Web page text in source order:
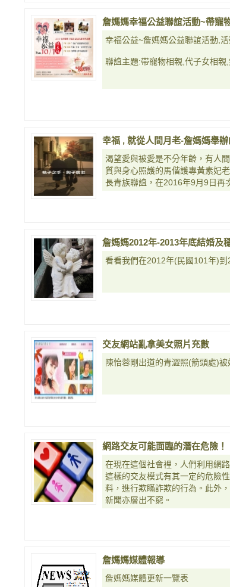
詹媽媽幸福公益聯誼活動~帶寵
幸福公益~詹媽媽公益聯誼活動,
聯誼主題:帶寵物相親,代子女相親
幸福 , 就從人間月老-詹媽媽舉
渴望愛與被愛是不分年齡，有人
質與身心照護的馬偕護專黃素妃
長青族聯誼，在2016年9月9日再
詹媽媽2012年-2013年底結婚及
看看我們在2012年(民國101年)
交友網站亂拿美女照片充數
陳怡蓉剛出道的青澀照(箭頭處)
網路交友可能面臨的潛在危險！
在現在這個社會裡，人們利用網
這樣的交友模式有其一定的危險
料，進行欺瞞詐欺的行為。此外
新聞亦層出不窮。
詹媽媽媒體報導
詹媽媽媒體更新一覽表